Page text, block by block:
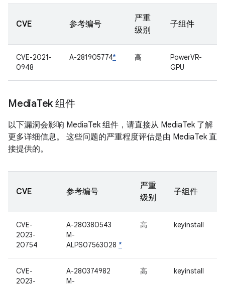
CVE 参考编号
严重
级别
子组件
CVE-2021-
0948
A-281905774* 高
PowerVR-
GPU
MediaTek 组件
以下漏洞会影响 MediaTek 组件，请直接从 MediaTek 了解
更多详细信息。 这些问题的严重程度评估是由 MediaTek 直
接提供的。
CVE 参考编号
严重
级别
子组件
CVE-
2023-
20754
A-280380543
M-
ALPS07563028 *
高 keyinstall
CVE-
2023-
A-280374982
M-
高 keyinstall